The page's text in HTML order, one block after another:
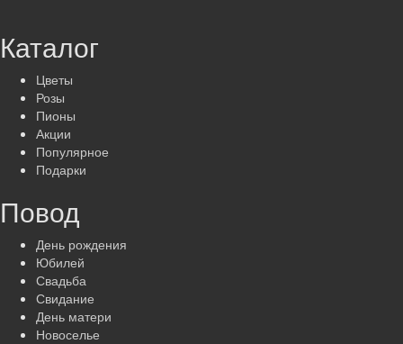
Каталог
Цветы
Розы
Пионы
Акции
Популярное
Подарки
Повод
День рождения
Юбилей
Свадьба
Свидание
День матери
Новоселье